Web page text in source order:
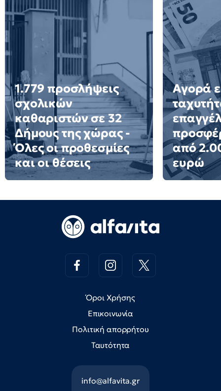
1.779 προσλήψεις
σχολικών
καθαριστών σε 32
Δήμους της χώρας -
Όλες οι προθεσμίες
και οι θέσεις
Αγορά
από
ευρώ
Όροι Χρήσης
Επικοινωνία
Πολιτική απορρήτου
Ταυτότητα
info@alfavita.gr